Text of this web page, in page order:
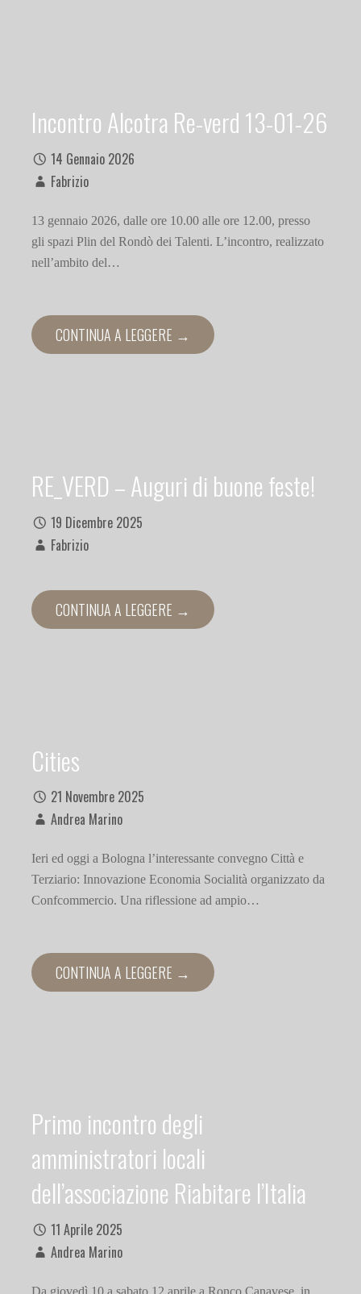
Incontro Alcotra Re-verd 13-01-26
14 Gennaio 2026
Fabrizio
13 gennaio 2026, dalle ore 10.00 alle ore 12.00, presso
gli spazi Plin del Rondò dei Talenti. L’incontro, realizzato
nell’ambito del…
CONTINUA A LEGGERE →
RE_VERD – Auguri di buone feste!
19 Dicembre 2025
Fabrizio
CONTINUA A LEGGERE →
Cities
21 Novembre 2025
Andrea Marino
Ieri ed oggi a Bologna l’interessante convegno Città e
Terziario: Innovazione Economia Socialità organizzato da
Confcommercio. Una riflessione ad ampio…
CONTINUA A LEGGERE →
Primo incontro degli
amministratori locali
dell’associazione Riabitare l’Italia
11 Aprile 2025
Andrea Marino
Da giovedì 10 a sabato 12 aprile a Ronco Canavese, in